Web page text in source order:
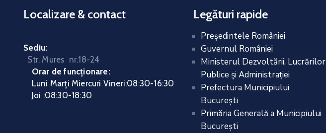
Localizare & contact
Sediu:
Str. Mures nr.18-24
Orar de funcționare:
Luni Marți Miercuri Vineri:08:30-16:30
Joi :08:30-18:30
Legături rapide
Preşedintele României
Guvernul României
Ministerul Dezvoltării, Lucrărilor
Publice și Administrației
Prefectura Municipiului
Bucureşti
Primăria Generală a Municipiului
Bucureşti